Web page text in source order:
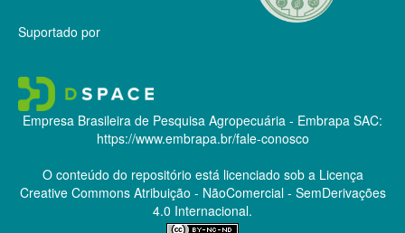
Suportado por
Empresa Brasileira de Pesquisa Agropecuária - Embrapa SAC:
https://www.embrapa.br/fale-conosco
O conteúdo do repositório está licenciado sob a Licença
Creative CommonsAtribuição - NãoComercial - SemDerivações
4.0 Internacional.